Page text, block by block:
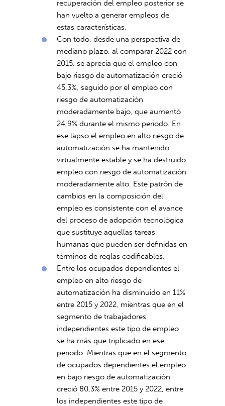
recuperación del empleo posterior se
han vuelto a generar empleos de
estas características.
Con todo, desde una perspectiva de
mediano plazo, al comparar 2022 con
2015, se aprecia que el empleo con
bajo riesgo de automatización creció
45,3%, seguido por el empleo con
riesgo de automatización
moderadamente bajo, que aumentó
24,9% durante el mismo periodo. En
ese lapso el empleo en alto riesgo de
automatización se ha mantenido
virtualmente estable y se ha destruido
empleo con riesgo de automatización
moderadamente alto. Este patrón de
cambios en la composición del
empleo es consistente con el avance
del proceso de adopción tecnológica
que sustituye aquellas tareas
humanas que pueden ser definidas en
términos de reglas codificables.
Entre los ocupados dependientes el
empleo en alto riesgo de
automatización ha disminuido en 11%
entre 2015 y 2022, mientras que en el
segmento de trabajadores
independientes este tipo de empleo
se ha más que triplicado en ese
periodo. Mientras que en el segmento
de ocupados dependientes el empleo
en bajo riesgo de automatización
creció 80,3% entre 2015 y 2022, entre
los independientes este tipo de